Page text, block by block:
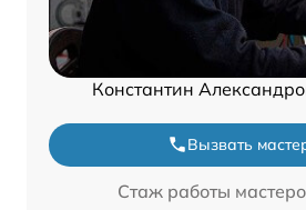
Константин
Вызвать
Стаж работы